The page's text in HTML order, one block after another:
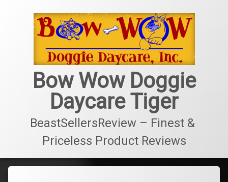
Bow Wow Doggie
Daycare Tiger
BeastSellersReview – Finest &
Priceless Product Reviews